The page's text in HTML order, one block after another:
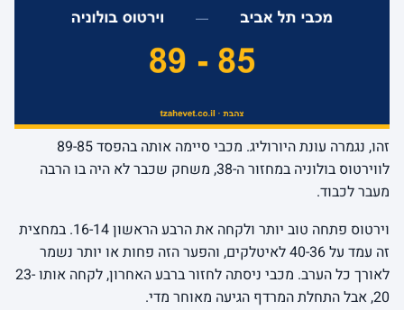
זהו, נגמרה עונת היורוליג. מכבי סיימה אותה בהפסד 89-85
לווירטוס בולוניה במחזור ה-38, משחק שכבר לא היה בו הרבה
מעבר לכבוד.
וירטוס פתחה טוב יותר ולקחה את הרבע הראשון 16-14. במחצית
זה עמד על 40-36 לאיטלקים, והפער הזה פחות או יותר נשמר
לאורך כל הערב. מכבי ניסתה לחזור ברבע האחרון, לקחה אותו 23-
20, אבל התחלת המרדף הגיעה מאוחר מדי.